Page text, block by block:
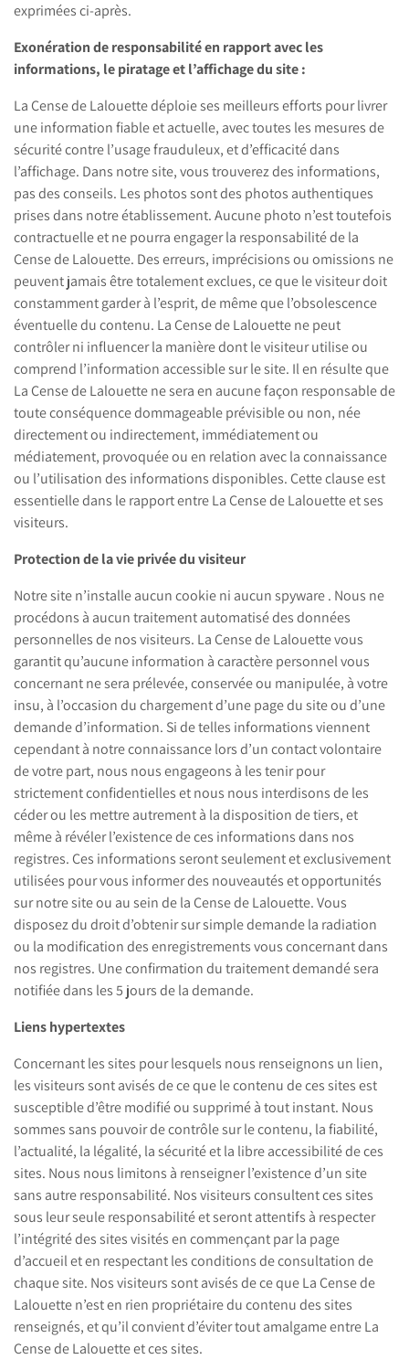
exprimées ci-après.
Exonération de responsabilité en rapport avec les
informations, le piratage et l’affichage du site:
La Cense de Lalouette déploie ses meilleurs efforts pour livrer
une information fiable et actuelle, avec toutes les mesures de
sécurité contre l’usage frauduleux, et d’efficacité dans
l’affichage. Dans notre site, vous trouverez des informations,
pas des conseils. Les photos sont des photos authentiques
prises dans notre établissement. Aucune photo n’est toutefois
contractuelle et ne pourra engager la responsabilité de la
Cense de Lalouette. Des erreurs, imprécisions ou omissions ne
peuvent jamais être totalement exclues, ce que le visiteur doit
constamment garder à l’esprit, de même que l’obsolescence
éventuelle du contenu. La Cense de Lalouette ne peut
contrôler ni influencer la manière dont le visiteur utilise ou
comprend l’information accessible sur le site. Il en résulte que
La Cense de Lalouette ne sera en aucune façon responsable de
toute conséquence dommageable prévisible ou non, née
directement ou indirectement, immédiatement ou
médiatement, provoquée ou en relation avec la connaissance
ou l’utilisation des informations disponibles. Cette clause est
essentielle dans le rapport entre La Cense de Lalouette et ses
visiteurs.
Protection de la vie privée du visiteur
Notre site n’installe aucun cookie ni aucun spyware . Nous ne
procédons à aucun traitement automatisé des données
personnelles de nos visiteurs. La Cense de Lalouette vous
garantit qu’aucune information à caractère personnel vous
concernant ne sera prélevée, conservée ou manipulée, à votre
insu, à l’occasion du chargement d’une page du site ou d’une
demande d’information. Si de telles informations viennent
cependant à notre connaissance lors d’un contact volontaire
de votre part, nous nous engageons à les tenir pour
strictement confidentielles et nous nous interdisons de les
céder ou les mettre autrement à la disposition de tiers, et
même à révéler l’existence de ces informations dans nos
registres. Ces informations seront seulement et exclusivement
utilisées pour vous informer des nouveautés et opportunités
sur notre site ou au sein de la Cense de Lalouette. Vous
disposez du droit d’obtenir sur simple demande la radiation
ou la modification des enregistrements vous concernant dans
nos registres. Une confirmation du traitement demandé sera
notifiée dans les 5 jours de la demande.
Liens hypertextes
Concernant les sites pour lesquels nous renseignons un lien,
les visiteurs sont avisés de ce que le contenu de ces sites est
susceptible d’être modifié ou supprimé à tout instant. Nous
sommes sans pouvoir de contrôle sur le contenu, la fiabilité,
l’actualité, la légalité, la sécurité et la libre accessibilité de ces
sites. Nous nous limitons à renseigner l’existence d’un site
sans autre responsabilité. Nos visiteurs consultent ces sites
sous leur seule responsabilité et seront attentifs à respecter
l’intégrité des sites visités en commençant par la page
d’accueil et en respectant les conditions de consultation de
chaque site. Nos visiteurs sont avisés de ce que La Cense de
Lalouette n’est en rien propriétaire du contenu des sites
renseignés, et qu’il convient d’éviter tout amalgame entre La
Cense de Lalouette et ces sites.